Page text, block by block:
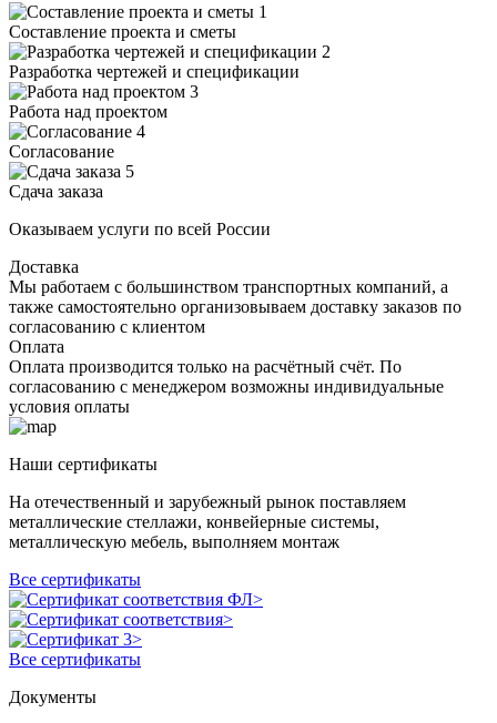
1
Составление проекта и сметы
2
Разработка чертежей и спецификации
3
Работа над проектом
4
Согласование
5
Сдача заказа
Оказываем услуги по всей России
Доставка
Мы работаем с большинством транспортных компаний, а
также самостоятельно организовываем доставку заказов по
согласованию с клиентом
Оплата
Оплата производится только на расчётный счёт. По
согласованию с менеджером возможны индивидуальные
условия оплаты
Наши сертификаты
На отечественный и зарубежный рынок поставляем
металлические стеллажи, конвейерные системы,
металлическую мебель, выполняем монтаж
Все сертификаты
Все сертификаты
Документы